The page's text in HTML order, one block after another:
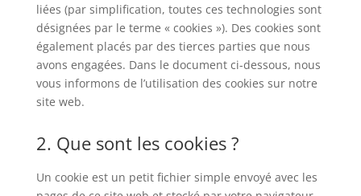
liées (par simplification, toutes ces technologies sont
désignées par le terme « cookies »). Des cookies sont
également placés par des tierces parties que nous
avons engagées. Dans le document ci-dessous, nous
vous informons de l’utilisation des cookies sur notre
site web.
2. Que sont les cookies ?
Un cookie est un petit fichier simple envoyé avec les